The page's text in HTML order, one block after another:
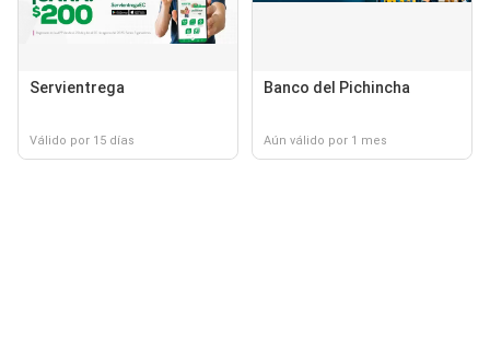
Servientrega
Válido por 15 días
Banco del Pichincha
Aún válido por 1 mes